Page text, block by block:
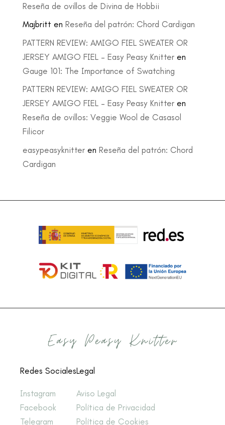
Reseña de ovillos de Divina de Hobbii
Majbritt en Reseña del patrón: Chord Cardigan
PATTERN REVIEW: AMIGO FIEL SWEATER OR
JERSEY AMIGO FIEL – Easy Peasy Knitteren
Gauge 101: The Importance of Swatching
PATTERN REVIEW: AMIGO FIEL SWEATER OR
JERSEY AMIGO FIEL – Easy Peasy Knitteren
Reseña de ovillos: Veggie Wool de Casasol
Filicor
easypeasyknitteren Reseña del patrón: Chord
Cardigan
Redes Sociales
Instagram
Facebook
Telegram
Legal
Aviso Legal
Política de Privacidad
Política de Cookies